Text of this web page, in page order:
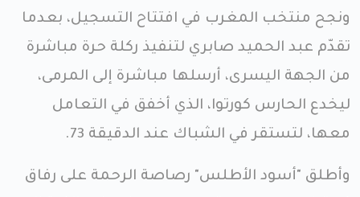
ونجح منتخب المغرب في افتتاح التسجيل، بعدما
تقدّم عبد الحميد صابري لتنفيذ ركلة حرة مباشرة
من الجهة اليسرى، أرسلها مباشرة إلى المرمى،
ليخدع الحارس كورتوا، الذي أخفق في التعامل
معها، لتستقر في الشباك عند الدقيقة 73.
وأطلق "أسود الأطلس" رصاصة الرحمة على رفاق